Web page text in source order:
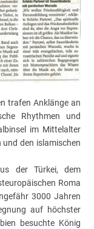
trafen Anklänge an
Rhythmen und
im Mittelalter
den islamischen
der Türkei, dem
Roma
3000 Jahren
auf höchster
besuchte König